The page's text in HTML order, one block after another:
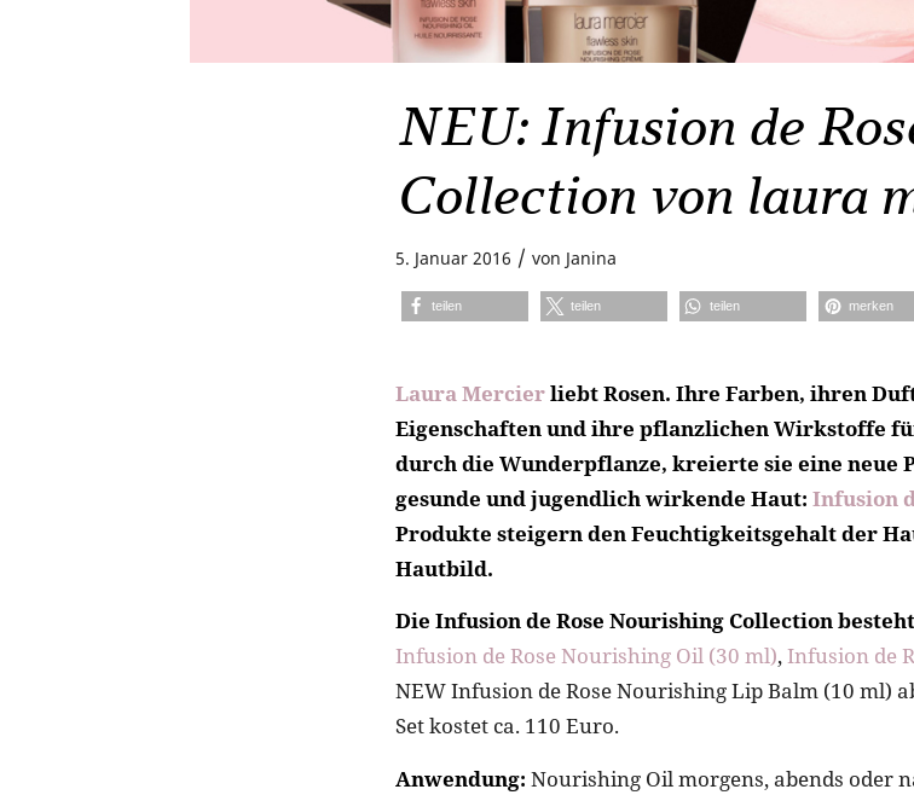
NEU: Infusion de
Collection von laura
5. Januar 2016 / von Janina
teilen teilen teilen merken
Laura Mercierliebt Rosen. Ihre Farben, ihren
Eigenschaften und ihre pflanzlichen Wirkstoffe
durch die Wunderpflanze, kreierte sie eine neue
gesunde und jugendlich wirkende Haut: Infusion
Produkte steigern den Feuchtigkeitsgehalt der
Hautbild.
Die Infusion de Rose Nourishing Collection
Infusion de Rose Nourishing Oil (30 ml),Infusion de
NEW Infusion de Rose Nourishing Lip Balm (10 ml)
Set kostet ca. 110 Euro.
Anwendung: Nourishing Oil morgens, abends oder